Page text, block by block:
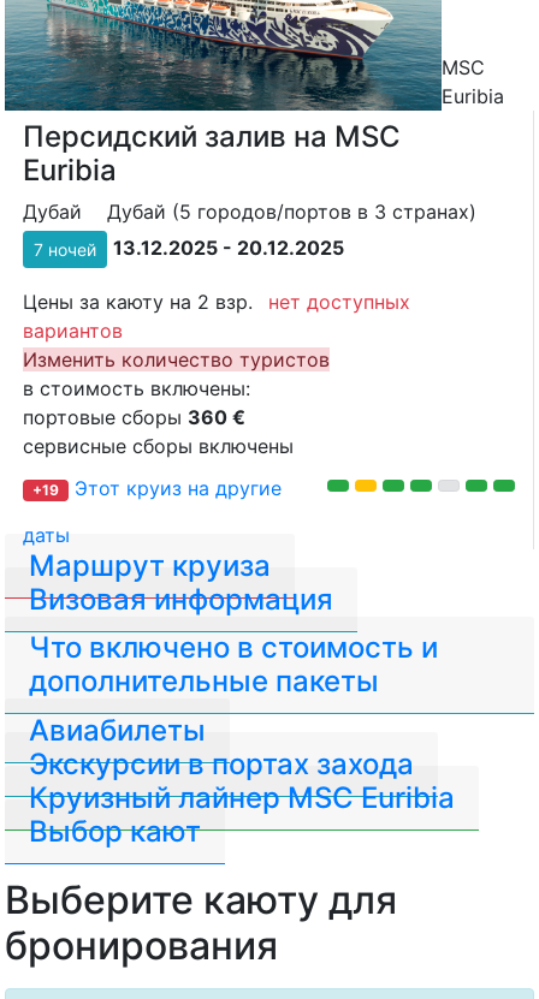
MSC
Euribia
Персидский залив на MSC
Euribia
Дубай Дубай (5 городов/портов в 3 странах)
7 ночей 13.12.2025 - 20.12.2025
Цены за каюту на 2 взр.
нет доступных
вариантов
Изменить количество туристов
в стоимость включены:
портовые сборы 360 €
сервисные сборы включены
+19
Этот круиз на другие
даты
Маршрут круиза
Визовая информация
Авиабилеты
Что включено в стоимость и
дополнительные пакеты
Экскурсии в портах захода
Круизный лайнер MSC Euribia
Выбор кают
Выберите каюту для
бронирования